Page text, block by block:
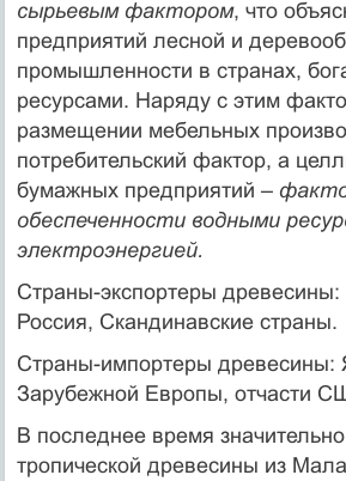
сырьевым фактором, что
предприятий лесной и
промышленности в странах,
ресурсами. Наряду с этим
размещении мебельных
потребительский фактор, а
бумажных предприятий –
обеспеченности водными
электроэнергией.
Страны-экспортеры
Россия, Скандинавские страны.
Страны-импортеры древесины:
Зарубежной Европы, отчасти
В последнее время значительно
тропической древесины из